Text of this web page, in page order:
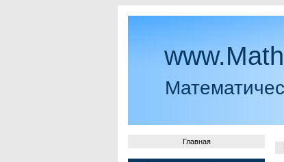
Главная